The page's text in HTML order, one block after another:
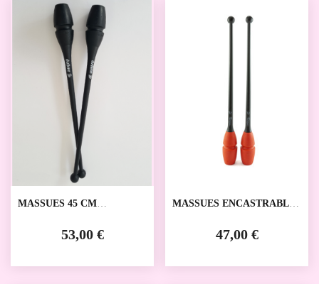
MASSUES 45 CM
53,00 €
MASSUES ENCASTRABLES
47,00 €